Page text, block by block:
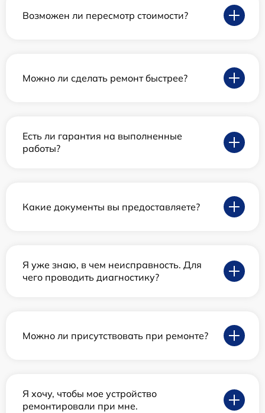
Возможен ли пересмотр стоимости?
Можно ли сделать ремонт быстрее?
Есть ли гарантия на выполненные
работы?
Какие документы вы предоставляете?
Я уже знаю, в чем неисправность. Для
чего проводить диагностику?
Можно ли присутствовать при ремонте?
Я хочу, чтобы мое устройство
ремонтировали при мне.